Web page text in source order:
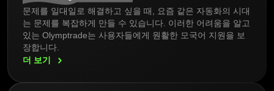
문제를 일대일로 해결하고 싶을 때, 요즘 같은 자동화의 시대
는 문제를 복잡하게 만들 수 있습니다. 이러한 어려움을 알고
있는 Olymptrade는 사용자들에게 원활한 모국어 지원을 보
장합니다.
더 보기